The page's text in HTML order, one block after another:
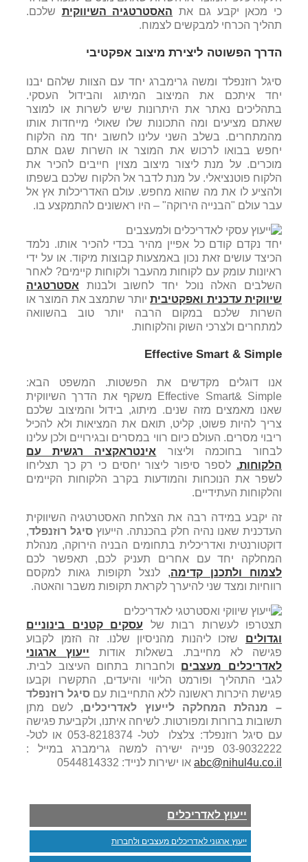
כי מכאן יקבע גם את האסטרטגיה השיווקית שלכם.
תהליך הכרחי למבקשים לצמוח.
הדרך הפשוטה ליצירת מיצוב אפקטיבי
סיגל רוזנפלד ומשה גרימברג יחד עם הצוות שלהם יבנו
יחד איתכם את המיצוב המיתוג והבידול העסקי.
בתהליכים נאתר את היתרונות שיש לשרות או למוצר
שאתם מציעים ומה התכונות שלו שאולי מייחדות אותו
מהמתחרים. בשלב השני עלינו לחשוב יחד מה הלקוח
יחפש בבואו לרכוש את המוצר או השרות שגם אתם
מוכרים. על מנת ליצור מיצוב מצוין חייבים להכיר את
הלקוח פוטנציאלי. על מנת לדבר אל הלקוח שלכם בשפתו
ולהציע לו את מה שהוא מחפש. עולם האדריכלות אץ אל
עבר עולם "הבנייה הירוקה" – היו ראשונים להתמקצע בו.
יחד נקדם קודם כל אפיין מהיר בכדי להכיר אותו. נלמד
הכיצד עושים זאת נכון באמצעות קבוצות מיקוד. או על ידי
ראיונות עומק עם לקוחות מהעבר ולקוחות קיימים? לאחר
השלבים האלה נוכל יחד לחשוב ולבנות אסטרטגיה
שיווקית עדכנית ואפקטיביתיותר שתמצב את המוצר או
השרות שלכם במקום הרבה יותר טוב בהשוואה
למתחרים ולצרכי השוק והלקוחות.
Effective Smart & Simple
אנו דוגלים מקדשים את הפשטות. המשפט הבא:
Effective Smart& Simple משקף את הדרך השיווקית
שאנו מאמצים מזה שנים. מיתוג, בידול והמיצוב שלכם
צריך להיות פשוט, קליט, תואם את המציאות ולא להכיל
ריבוי מסרים. העולם כיום רווי במסרים ובגירויים ולכן עלינו
לבחור בחוכמה וליצור אינטראקציה רגשית עם
הלקוחות. לספר סיפור ליצור יחסים כי רק כך תצליחו
לשפר את הנוכחות והמודעות בקרב הלקוחות הקיימים
והלקוחות העתידיים.
זה יקבע במידה רבה את הצלחת האסטרטגיה השיווקית
העדכנית שאנו נהיה חלק בהכנתה. הייעוץ סיגל רוזנפלד,
דוקטורנטית ואדריכלית בתחומים הבניה הירוקה, מנהלת
המחלקה יחד עם אחרים תעניק לכם, תאפשר לכם
לצמוח ולתכנן קדימה, לנצל תקופות גאות למקסם
רווחיות ומצד שני להיערך לקראת תקופות משבר והאטה.
תצטרפו לעשרות רבות של עסקים קטנים בינוניים
וגדולים שזכו ליהנות מהניסיון שלנו. זה הזמן לקבוע
פגישה לא מחייבת. בשאלות אודות ייעוץ ארגוני
לאדריכלים מעצבים ולחברות בתחום העיצוב לבית.
לגבי התהליך ופורמט הליווי והיעדים, התקשרו וקבעו
פגישת היכרות ראשונה ללא התחייבות עם סיגל רוזנפלד
– מנהלת המחלקה לייעוץ לאדריכלים, לשם מתן
תשובות ברורות ומפורטות. לשיחה איתנו, ולקביעת פגישה
עם סיגל רוזנפלד: צלצלו לטל- 053-8218374 או לטל-
03-9032222 פנייה ישירה למשה גרימברג במייל :
abc@nihul4u.co.il או ישירות לנייד: 0544814332
ייעוץ לאדריכלים
ייעוץ ארגוני לאדריכלים מעצבים ולחברות